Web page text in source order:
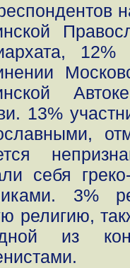
13%
себя
3%
религию,
из